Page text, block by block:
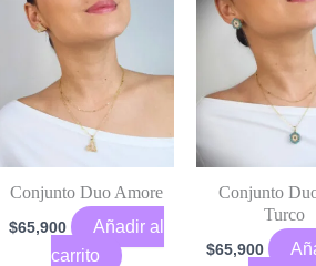
Conjunto Duo Amore
$65,900
Añadir al
carrito
Conjunto
Turco
$65,900